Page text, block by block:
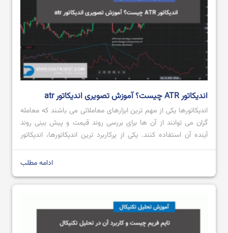
اندیکاتور ATR چیست؟ آموزش تصویری اندیکاتور atr
اندیکاتورها یکی از مهم ترین ابزارهای معاملاتی می باشند که معامله
گران می توانند از آن ها برای بررسی روند قیمت و پیش بینی روند
آینده آن استفاده کنند. یکی از پرکاربرد ترین اندیکاتورها، اندیکاتور
ATR است که محبوبیت بالایی میان معامله گران داشته و از آن
ادامه مطلب